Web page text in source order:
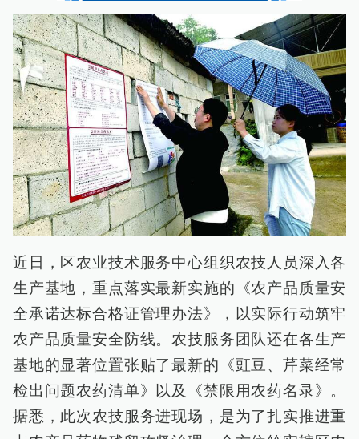
近日，区农业技术服务中心组织农技人员深入各
生产基地，重点落实最新实施的《农产品质量安
全承诺达标合格证管理办法》，以实际行动筑牢
农产品质量安全防线。农技服务团队还在各生产
基地的显著位置张贴了最新的《豇豆、芹菜经常
检出问题农药清单》以及《禁限用农药名录》。
据悉，此次农技服务进现场，是为了扎实推进重